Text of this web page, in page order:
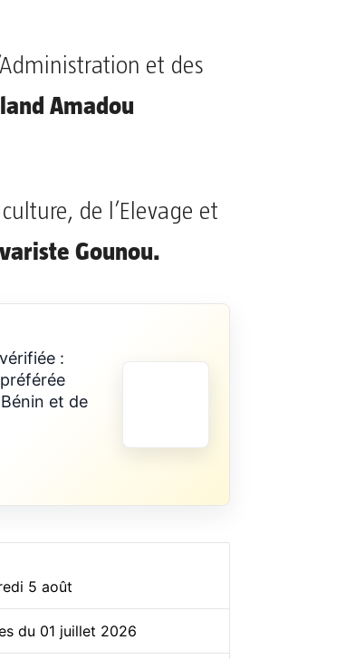
et des
Amadou
de l’Elevage et
Gounou.
:
et de
5 août
du 01 juillet 2026